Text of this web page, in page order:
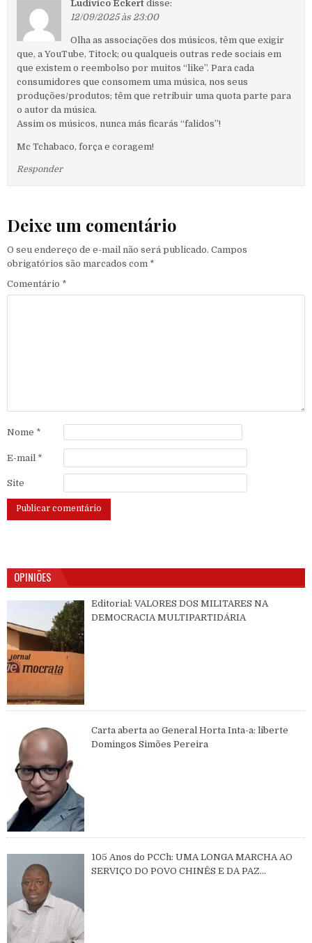
Ludivico Eckert disse:
12/09/2025 às 23:00
Olha as associações dos músicos, têm que exigir
que, a YouTube, Titock; ou qualqueis outras rede sociais em
que existem o reembolso por muitos “like”. Para cada
consumidores que consomem uma música, nos seus
produções/produtos; têm que retribuir uma quota parte para
o autor da música.
Assim os músicos, nunca más ficarás “falidos”!
Mc Tchabaco, força e coragem!
Responder
Deixe um comentário
O seu endereço de e-mail não será publicado. Campos
obrigatórios são marcados com *
Comentário *
Nome *
E-mail *
Site
OPINIÕES
Editorial: VALORES DOS MILITARES NA
DEMOCRACIA MULTIPARTIDÁRIA
Carta aberta ao General Horta Inta-a: liberte
Domingos Simões Pereira
105 Anos do PCCh: UMA LONGA MARCHA AO
SERVIÇO DO POVO CHINÊS E DA PAZ